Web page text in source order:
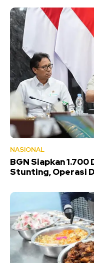
NASIONAL
BGN Siapkan 1.700
Stunting, Operasi